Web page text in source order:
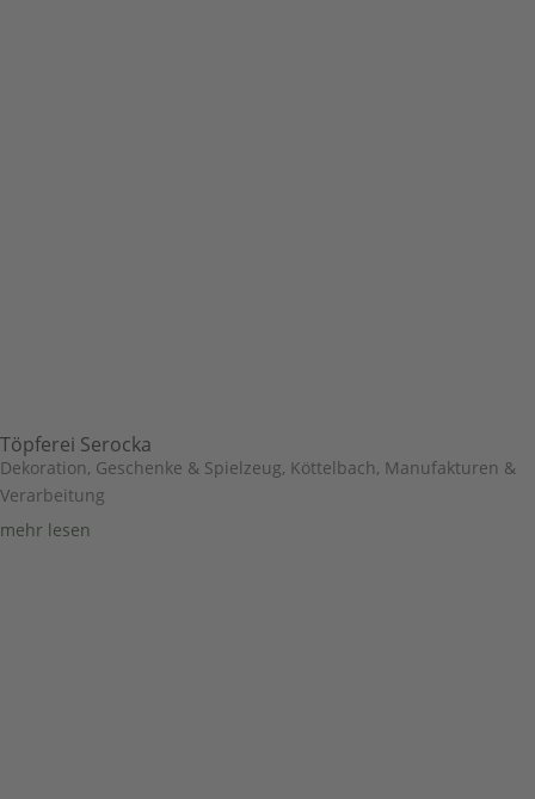
Töpferei Serocka
Dekoration, Geschenke & Spielzeug, Köttelbach, Manufakturen &
Verarbeitung
mehr lesen